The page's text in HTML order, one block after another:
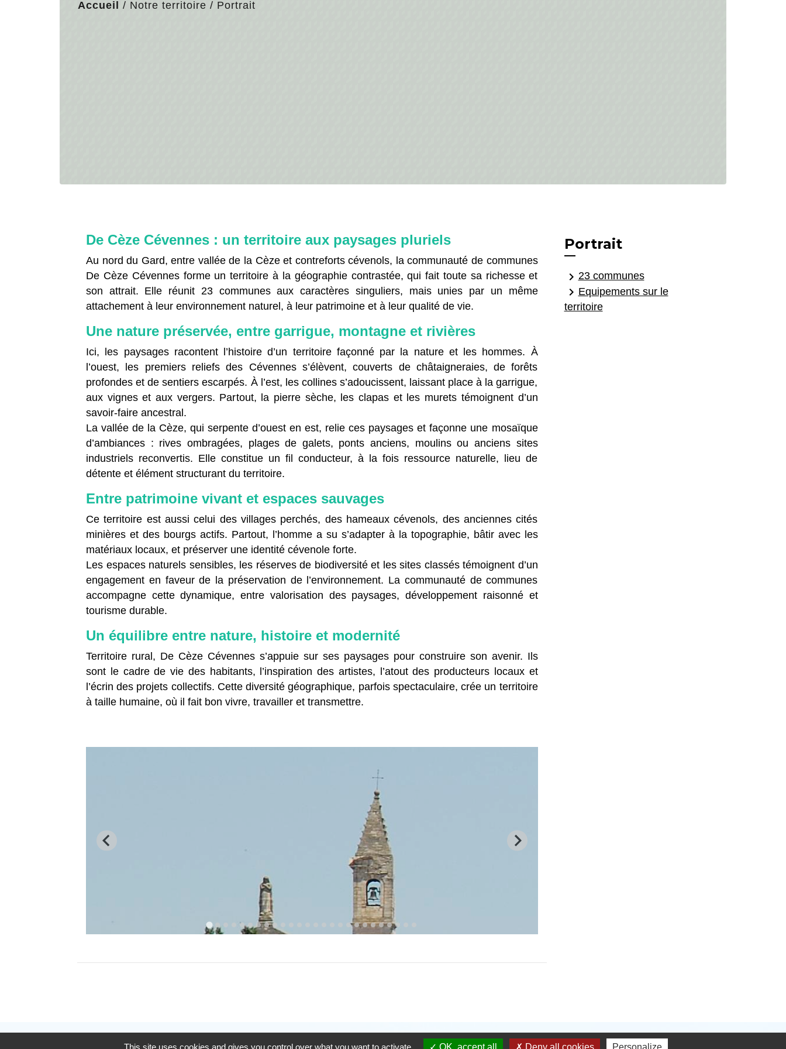
Accueil / Notre territoire / Portrait
De Cèze Cévennes : un territoire aux paysages pluriels
Au nord du Gard, entre vallée de la Cèze et contreforts cévenols, la communauté de communes
De Cèze Cévennes forme un territoire à la géographie contrastée, qui fait toute sa richesse et
son attrait. Elle réunit 23 communes aux caractères singuliers, mais unies par un même
attachement à leur environnement naturel, à leur patrimoine et à leur qualité de vie.
Une nature préservée, entre garrigue, montagne et rivières
Ici, les paysages racontent l’histoire d’un territoire façonné par la nature et les hommes. À
l’ouest, les premiers reliefs des Cévennes s’élèvent, couverts de châtaigneraies, de forêts
profondes et de sentiers escarpés. À l’est, les collines s’adoucissent, laissant place à la garrigue,
aux vignes et aux vergers. Partout, la pierre sèche, les clapas et les murets témoignent d’un
savoir-faire ancestral.
La vallée de la Cèze, qui serpente d’ouest en est, relie ces paysages et façonne une mosaïque
d’ambiances : rives ombragées, plages de galets, ponts anciens, moulins ou anciens sites
industriels reconvertis. Elle constitue un fil conducteur, à la fois ressource naturelle, lieu de
détente et élément structurant du territoire.
Entre patrimoine vivant et espaces sauvages
Ce territoire est aussi celui des villages perchés, des hameaux cévenols, des anciennes cités
minières et des bourgs actifs. Partout, l’homme a su s’adapter à la topographie, bâtir avec les
matériaux locaux, et préserver une identité cévenole forte.
Les espaces naturels sensibles, les réserves de biodiversité et les sites classés témoignent d’un
engagement en faveur de la préservation de l’environnement. La communauté de communes
accompagne cette dynamique, entre valorisation des paysages, développement raisonné et
tourisme durable.
Un équilibre entre nature, histoire et modernité
Territoire rural, De Cèze Cévennes s’appuie sur ses paysages pour construire son avenir. Ils
sont le cadre de vie des habitants, l’inspiration des artistes, l’atout des producteurs locaux et
l’écrin des projets collectifs. Cette diversité géographique, parfois spectaculaire, crée un territoire
à taille humaine, où il fait bon vivre, travailler et transmettre.
Portrait
keyboard_arrow_right23 communes
keyboard_arrow_rightEquipements sur le
territoire
This site uses cookies and gives you control over what you want to activate OK, accept all Deny all cookies Personalize